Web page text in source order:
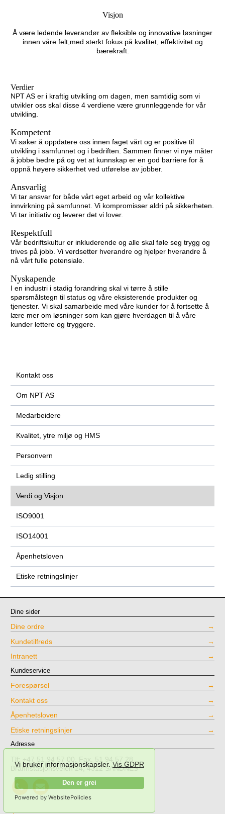
Vi bruker informasjonskapsler.Vis GDPR
Den er grei
Powered by WebsitePolicies
Visjon
Å være ledende leverandør av fleksible og innovative løsninger
innen våre felt,med sterkt fokus på kvalitet, effektivitet og
bærekraft.
Verdier
NPT AS er i kraftig utvikling om dagen, men samtidig som vi
utvikler oss skal disse 4 verdiene være grunnleggende for vår
utvikling.
Kompetent
Vi søker å oppdatere oss innen faget vårt og er positive til
utvikling i samfunnet og i bedriften. Sammen finner vi nye måter
å jobbe bedre på og vet at kunnskap er en god barriere for å
oppnå høyere sikkerhet ved utførelse av jobber.
Ansvarlig
Vi tar ansvar for både vårt eget arbeid og vår kollektive
innvirkning på samfunnet. Vi kompromisser aldri på sikkerheten.
Vi tar initiativ og leverer det vi lover.
Respektfull
Vår bedriftskultur er inkluderende og alle skal føle seg trygg og
trives på jobb. Vi verdsetter hverandre og hjelper hverandre å
nå vårt fulle potensiale.
Nyskapende
I en industri i stadig forandring skal vi tørre å stille
spørsmålstegn til status og våre eksisterende produkter og
tjenester. Vi skal samarbeide med våre kunder for å fortsette å
lære mer om løsninger som kan gjøre hverdagen til å våre
kunder lettere og tryggere.
Kontakt oss
Om NPT AS
Medarbeidere
Kvalitet, ytre miljø og HMS
Personvern
Ledig stilling
Verdi og Visjon
ISO9001
ISO14001
Åpenhetsloven
Etiske retningslinjer
Dine sider
Dine ordre
Kundetilfreds
Intranett
Kundeservice
Forespørsel
Kontakt oss
Åpenhetsloven
Etiske retningslinjer
Adresse
Tlf: +47 51 94 57 00, Fax. 51 94 57 28
Brannstasjonsveien 24, 4312 SANDNES
NPT
Testing
Send
mail
to
.